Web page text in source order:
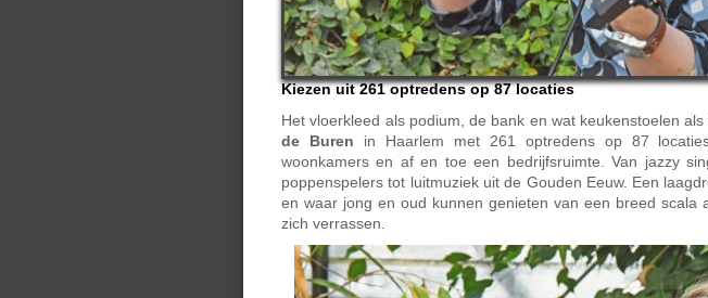
Kiezen uit 261 optredens op 87 locaties
Het vloerkleed als podium, de bank en wat keukenstoelen
de Buren in Haarlem met 261 optredens op 87
woonkamers en af en toe een bedrijfsruimte. Van jazzy
poppenspelers tot luitmuziek uit de Gouden Eeuw. Een
en waar jong en oud kunnen genieten van een breed scala
zich verrassen.